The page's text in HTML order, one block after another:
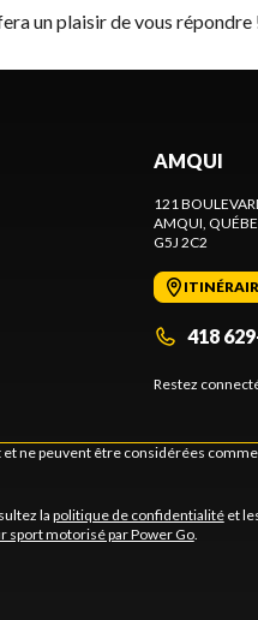
un plaisir de vous répondre
AMQUI
121
AMQUI ,
G5J 2C2
418
Restez
ne peuvent être considérées
lapolitique de confidentialitéet
sport motorisé par Power Go.